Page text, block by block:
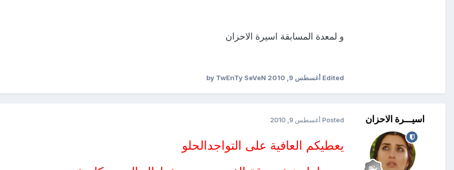
و لمعدة المسابقة اسيرة الاحزان
Edited أغسطس 9, 2010
اسيـــرة الاحزان Posted أغسطس 9, 2010
يعطيكم العافية على التواجدالحلو